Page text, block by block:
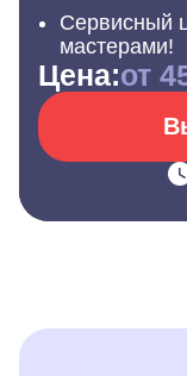
Сервисный
мастерами!
Цена:от